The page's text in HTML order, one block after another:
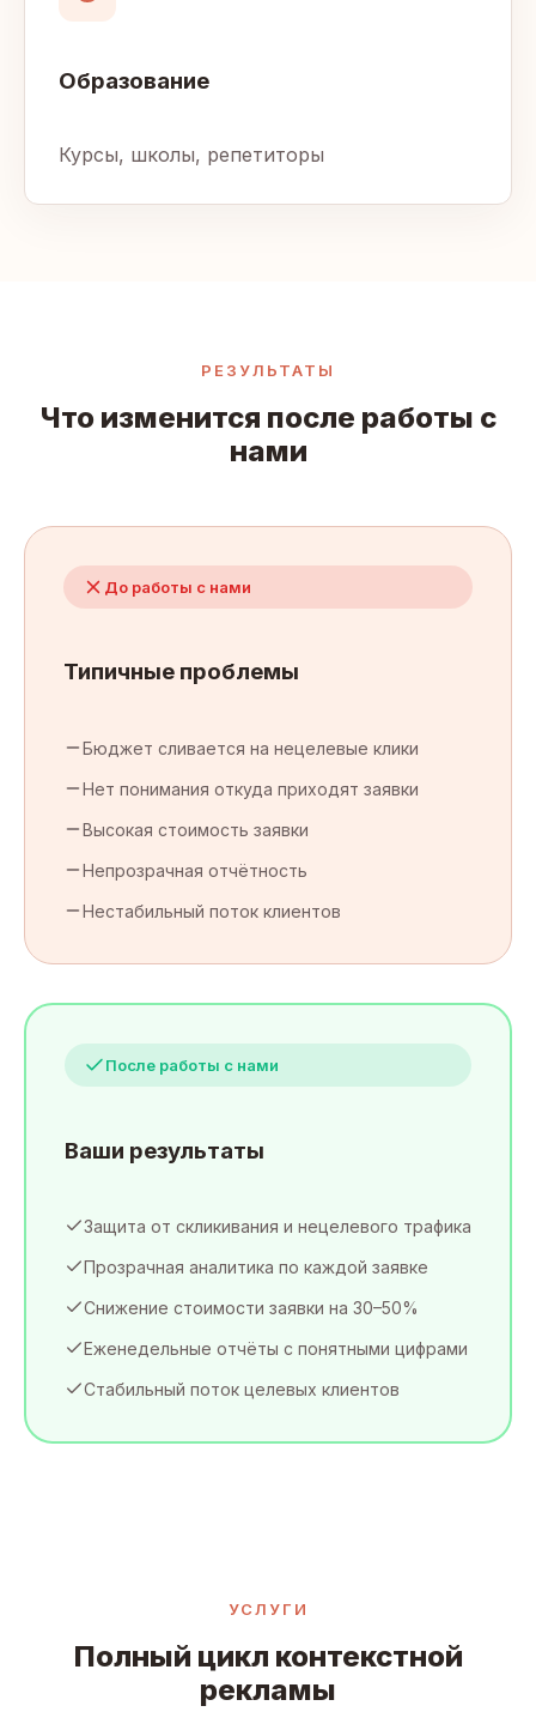
Образование
Курсы, школы, репетиторы
РЕЗУЛЬТАТЫ
Что изменится после работы с
нами
До работы с нами
Типичные проблемы
Бюджет сливается на нецелевые клики
Нет понимания откуда приходят заявки
Высокая стоимость заявки
Непрозрачная отчётность
Нестабильный поток клиентов
После работы с нами
Ваши результаты
Защита от скликивания и нецелевого трафика
Прозрачная аналитика по каждой заявке
Снижение стоимости заявки на 30–50%
Еженедельные отчёты с понятными цифрами
Стабильный поток целевых клиентов
УСЛУГИ
Полный цикл контекстной
рекламы